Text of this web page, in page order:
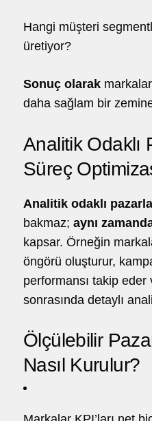
Hangi müşteri
üretiyor?
Sonuç olarak
daha sağlam bir
Analitik Odaklı
Süreç
Analitik odaklı
bakmaz; aynı
kapsar. Örneğin
öngörü oluşturur,
performansı takip
sonrasında detaylı
Ölçülebilir
Nasıl Kurulur?